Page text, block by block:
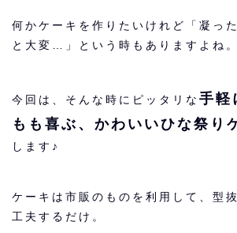
何かケーキを作りたいけれど「凝っ
と大変…」という時もありますよね。
今回は、そんな時にピッタリな 手軽
もも喜ぶ、かわいいひな祭り
します♪
ケーキは市販のものを利用して、型
工夫するだけ。